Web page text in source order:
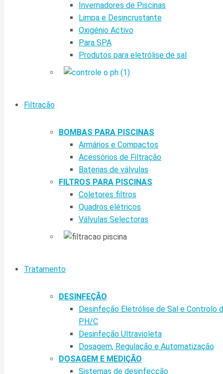
Invernadores de Piscinas
Limpa e Desincrustante
Oxigénio Activo
Para SPA
Produtos para eletrólise de sal
Filtração
BOMBAS PARA PISCINAS
Armários e Compactos
Acessórios de Filtração
Baterias de válvulas
FILTROS PARA PISCINAS
Coletores filtros
Quadros elétricos
Válvulas Selectoras
Tratamento
DESINFEÇÃO
Desinfeção Eletrólise de Sal e Controlo
PH/C
Desinfeção Ultravioleta
Dosagem, Regulação e Automatização
DOSAGEM E MEDIÇÃO
Sistemas de desinfecção